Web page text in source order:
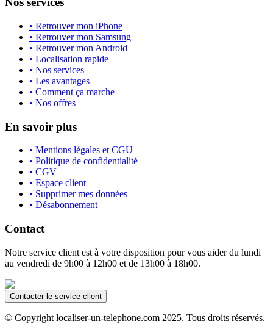
• Retrouver mon iPhone
• Retrouver mon Samsung
• Retrouver mon Android
• Localisation rapide
• Nos services
• Les avantages
• Comment ça marche
• Nos offres
En savoir plus
• Mentions légales et CGU
• Politique de confidentialité
• CGV
• Espace client
• Supprimer mes données
• Désabonnement
Contact
Notre service client est à votre disposition pour vous aider du lundi
au vendredi de 9h00 à 12h00 et de 13h00 à 18h00.
Contacter le service client
© Copyright localiser-un-telephone.com 2025. Tous droits réservés.